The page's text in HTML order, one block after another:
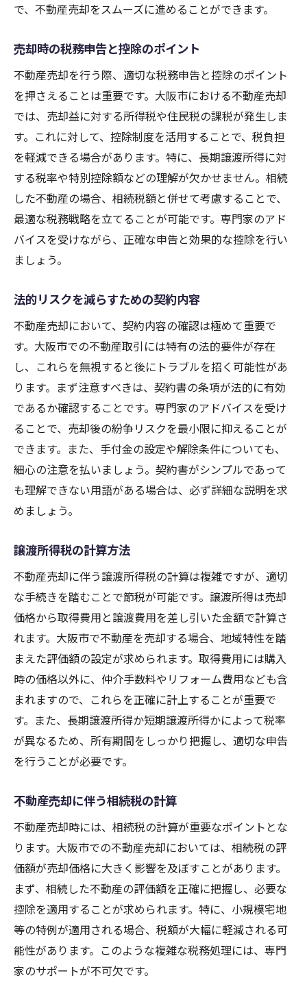
で、不動産売却をスムーズに進めることができます。
売却時の税務申告と控除のポイント
不動産売却を行う際、適切な税務申告と控除のポイント
を押さえることは重要です。大阪市における不動産売却
では、売却益に対する所得税や住民税の課税が発生しま
す。これに対して、控除制度を活用することで、税負担
を軽減できる場合があります。特に、長期譲渡所得に対
する税率や特別控除額などの理解が欠かせません。相続
した不動産の場合、相続税額と併せて考慮することで、
最適な税務戦略を立てることが可能です。専門家のアド
バイスを受けながら、正確な申告と効果的な控除を行い
ましょう。
法的リスクを減らすための契約内容
不動産売却において、契約内容の確認は極めて重要で
す。大阪市での不動産取引には特有の法的要件が存在
し、これらを無視すると後にトラブルを招く可能性があ
ります。まず注意すべきは、契約書の条項が法的に有効
であるか確認することです。専門家のアドバイスを受け
ることで、売却後の紛争リスクを最小限に抑えることが
できます。また、手付金の設定や解除条件についても、
細心の注意を払いましょう。契約書がシンプルであって
も理解できない用語がある場合は、必ず詳細な説明を求
めましょう。
譲渡所得税の計算方法
不動産売却に伴う譲渡所得税の計算は複雑ですが、適切
な手続きを踏むことで節税が可能です。譲渡所得は売却
価格から取得費用と譲渡費用を差し引いた金額で計算さ
れます。大阪市で不動産を売却する場合、地域特性を踏
まえた評価額の設定が求められます。取得費用には購入
時の価格以外に、仲介手数料やリフォーム費用なども含
まれますので、これらを正確に計上することが重要で
す。また、長期譲渡所得か短期譲渡所得かによって税率
が異なるため、所有期間をしっかり把握し、適切な申告
を行うことが必要です。
不動産売却に伴う相続税の計算
不動産売却時には、相続税の計算が重要なポイントとな
ります。大阪市での不動産売却においては、相続税の評
価額が売却価格に大きく影響を及ぼすことがあります。
まず、相続した不動産の評価額を正確に把握し、必要な
控除を適用することが求められます。特に、小規模宅地
等の特例が適用される場合、税額が大幅に軽減される可
能性があります。このような複雑な税務処理には、専門
家のサポートが不可欠です。